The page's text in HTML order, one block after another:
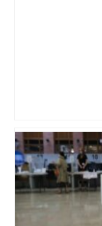
"C’est l’une
fréquentations
est-elle la
ladepeche.fr